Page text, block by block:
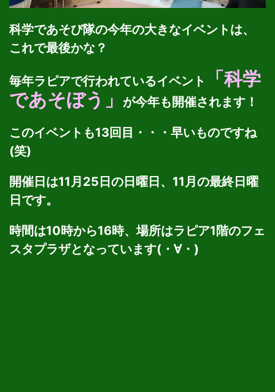
科学であそび隊の今年の大きなイベントは、
これで最後かな？
毎年ラピアで行われているイベント 「科学
であそぼう 」 が今年も開催されます！
このイベントも13回目・・・早いものですね
(笑)
開催日は11月25日の日曜日、11月の最終日曜
日です。
時間は10時から16時、場所はラピア1階のフェ
スタプラザとなっています(・∀・)